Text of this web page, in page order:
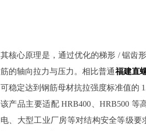
其核心原理是，通过优化的梯形 / 锯齿
筋的轴向拉力与压力。相比普通福建直
可稳定达到钢筋母材抗拉强度标准值的
该产品主要适配 HRB400、HRB500
电、大型工业厂房等对结构安全等级